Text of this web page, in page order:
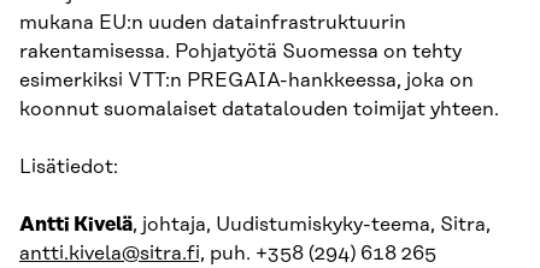
mukana EU:n uuden datainfrastruktuurin
rakentamisessa. Pohjatyötä Suomessa on tehty
esimerkiksi VTT:n PREGAIA-hankkeessa, joka on
koonnut suomalaiset datatalouden toimijat yhteen.
Lisätiedot:
Antti Kivelä, johtaja, Uudistumiskyky-teema, Sitra,
antti.kivela@sitra.fi, puh. +358 (294) 618 265